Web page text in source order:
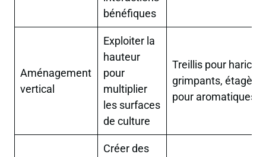
bénéfiques
Aménagement
vertical
Exploiter la
hauteur
pour
multiplier
les surfaces
de culture
Treillis pour
grimpants,
pour aromatiques
Créer des